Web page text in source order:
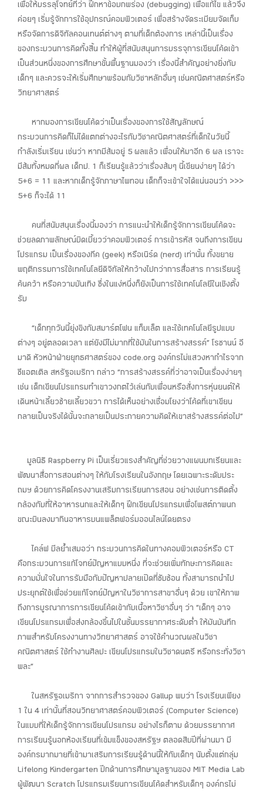
เพื่อให้บรรลุโจทย์ที่ว่า ฝึกหาข้อบกพร่อง (debugging) เพื่อแก้ไข แล้วจึง
ค่อยๆ เริ่มรู้จักการใช้อุปกรณ์คอมพิวเตอร์ เพื่อสร้างจัดระเบียบจัดเก็บ
หรือจัดการดิจิทัลคอนเทนต์ต่างๆ ตามที่เด็กต้องการ เหล่านี้เป็นเรื่อง
ของกระบวนการคิดทั้งสิ้น ทำให้ผู้ที่สนับสนุนการบรรจุการเขียนโค้ดเข้า
เป็นส่วนหนึ่งของการศึกษาขั้นพื้นฐานมองว่า เรื่องนี้สำคัญอย่างยิ่งกับ
เด็กๆ และควรจะให้เริ่มศึกษาพร้อมกับวิชาหลักอื่นๆ เช่นคณิตศาสตร์หรือ
วิทยาศาสตร์
หากมองการเขียนโค้ดว่าเป็นเรื่องของการใช้สัญลักษณ์
กระบวนการคิดก็ไม่ได้แตกต่างอะไรกับวิชาคณิตศาสตร์ที่เด็กในวัยนี้
กำลังเริ่มเรียน เช่นว่า หากมีส้มอยู่ 5 ผลแล้ว เพื่อนให้มาอีก 6 ผล เราจะ
มีส้มทั้งหมดกี่ผล เด็กป. 1 ก็เรียนรู้แล้วว่าเรื่องส้มๆ นี้เขียนง่ายๆ ได้ว่า
5+6 = 11 และหากเด็กรู้จักภาษาไพทอน เด็กก็จะเข้าใจได้แน่นอนว่า >>>
5+6 ก็จะได้ 11
คนที่สนับสนุนเรื่องนี้มองว่า การแนะนำให้เด็กรู้จักการเขียนโค้ดจะ
ช่วยลดภาพลักษณ์บิดเบี้ยวว่าคอมพิวเตอร์ การเข้ารหัส จนถึงการเขียน
โปรแกรม เป็นเรื่องของกีค (geek) หรือเนิร์ด (nerd) เท่านั้น ทั้งขยาย
พฤติกรรมการใช้เทคโนโลยีดิจิทัลให้กว้างไปกว่าการสื่อสาร การเรียนรู้
ค้นคว้า หรือความบันเทิง ซึ่งในแง่หนึ่งก็ยังเป็นการใช้เทคโนโลยีในเชิงตั้ง
รับ
“เด็กทุกวันนี้ยุ่งขิงกับสมาร์ตโฟน แท็บเล็ต และใช้เทคโนโลยีรูปแบบ
ต่างๆ อยู่ตลอดเวลา แต่ยังมีไม่มากที่ใช้มันในการสร้างสรรค์” โรซานน์ อี
มาดิ หัวหน้าฝ่ายยุทธศาสตร์ของ code.org องค์กรไม่แสวงหากำไรจาก
ซีแอตเติล สหรัฐอเมริกา กล่าว “การสร้างสรรค์ที่ว่าอาจเป็นเรื่องง่ายๆ
เช่น เด็กเขียนโปรแกรมทำเขาวงกตไว้เล่นกับเพื่อนหรือสั่งการหุ่นยนต์ให้
เดินหน้าเลี้ยวซ้ายเลี้ยวขวา การได้เห็นอย่างเชื่อมโยงว่าโค้ดที่เขาเขียน
กลายเป็นจริงได้นั้นจะกลายเป็นประกายความคิดให้เขาสร้างสรรค์ต่อไป”
มูลนิธิ Raspberry Pi เป็นเรี่ยวแรงสำคัญที่ช่วยวางแผนบทเรียนและ
พัฒนาสื่อการสอนต่างๆ ให้กับโรงเรียนในอังกฤษ โดยเฉพาะระดับประ
ถมฯ ด้วยการคิดโครงงานเสริมการเรียนการสอน อย่างเช่นการติดตั้ง
กล้องกับที่ให้อาหารนกและให้เด็กๆ ฝึกเขียนโปรแกรมเพื่อโพสต์ภาพนก
ขณะบินลงมากินอาหารบนแพล็ตฟอร์มออนไลน์โดยตรง
ไคล์ฟ บีลย้ำเสมอว่า กระบวนการคิดในทางคอมพิวเตอร์หรือ CT
คือกระบวนการแก้โจทย์ปัญหาแบบหนึ่ง ที่จะช่วยเพิ่มทักษะการคิดและ
ความมั่นใจในการรับมือกับปัญหาปลายเปิดที่ซับซ้อน ทั้งสามารถนำไป
ประยุกต์ใช้เพื่อช่วยแก้โจทย์ปัญหาในวิชาการสาขาอื่นๆ ด้วย เขาให้ภาพ
ถึงการบูรณาการการเขียนโค้ดเข้ากับเนื้อหาวิชาอื่นๆ ว่า “เด็กๆ อาจ
เขียนโปรแกรมเพื่อส่งกล้องขึ้นไปในชั้นบรรยากาศระดับต่ำ ให้มันบันทึก
ภาพสำหรับโครงงานทางวิทยาศาสตร์ อาจใช้คำนวณผลในวิชา
คณิตศาสตร์ ใช้ทำงานศิลปะ เขียนโปรแกรมในวิชาดนตรี หรือกระทั่งวิชา
พละ”
ในสหรัฐอเมริกา จากการสำรวจของ Gallup พบว่า โรงเรียนเพียง
1 ใน 4 เท่านั้นที่สอนวิทยาศาสตร์คอมพิวเตอร์ (Computer Science)
ในแบบที่ให้เด็กรู้จักการเขียนโปรแกรม อย่างไรก็ตาม ด้วยบรรยากาศ
การเรียนรู้นอกห้องเรียนที่เข้มแข็งของสหรัฐฯ ตลอดสิบปีที่ผ่านมา มี
องค์กรมากมายที่เข้ามาเสริมการเรียนรู้ด้านนี้ให้กับเด็กๆ นับตั้งแต่กลุ่ม
Lifelong Kindergarten ปีกด้านการศึกษามูลฐานของ MIT Media Lab
ผู้พัฒนา Scratch โปรแกรมเรียนการเขียนโค้ดสำหรับเด็กๆ องค์กรไม่